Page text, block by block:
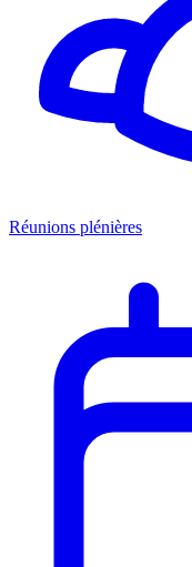
Réunions plénières